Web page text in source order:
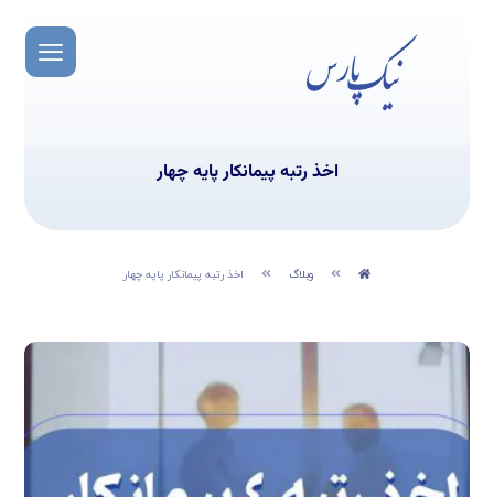
اخذ رتبه پیمانکار پایه چهار
وبلاگ اخذ رتبه پیمانکار پایه چهار